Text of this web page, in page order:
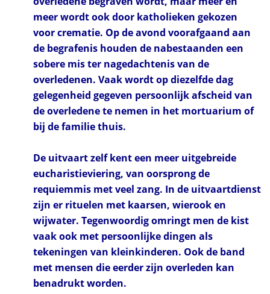
meer wordt ook door katholieken gekozen
voor crematie. Op de avond voorafgaand aan
de begrafenis houden de nabestaanden een
sobere mis ter nagedachtenis van de
overledenen. Vaak wordt op diezelfde dag
gelegenheid gegeven persoonlijk afscheid van
de overledene te nemen in het mortuarium of
bij de familie thuis.
De uitvaart zelf kent een meer uitgebreide
eucharistieviering, van oorsprong de
requiemmis met veel zang. In de uitvaartdienst
zijn er rituelen met kaarsen, wierook en
wijwater. Tegenwoordig omringt men de kist
vaak ook met persoonlijke dingen als
tekeningen van kleinkinderen. Ook de band
met mensen die eerder zijn overleden kan
benadrukt worden.